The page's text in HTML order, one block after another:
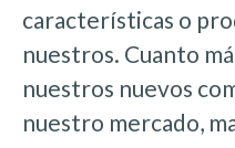
características o
nuestros. Cuanto
nuestros nuevos
nuestro mercado,